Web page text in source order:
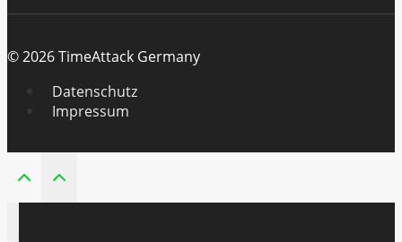
© 2026 TimeAttack Germany
Datenschutz
Impressum